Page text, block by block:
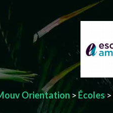
Orientation > Écoles>